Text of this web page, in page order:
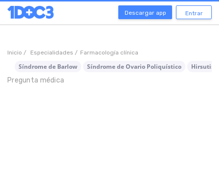
Descargar app Entrar
Inicio / Especialidades / Farmacología clínica
Síndrome de Barlow Síndrome de Ovario Poliquístico
Pregunta médica